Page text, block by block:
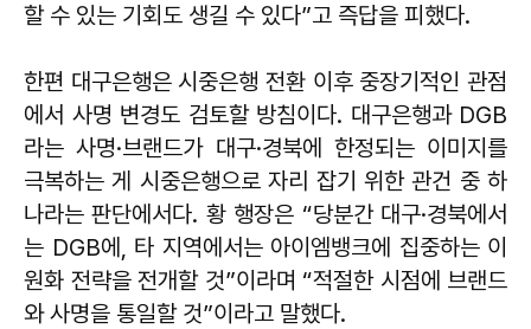
할 수 있는 기회도 생길 수 있다”고 즉답을 피했다.
한편 대구은행은 시중은행 전환 이후 중장기적인 관점
에서 사명 변경도 검토할 방침이다. 대구은행과 DGB
라는 사명·브랜드가 대구·경북에 한정되는 이미지를
극복하는 게 시중은행으로 자리 잡기 위한 관건 중 하
나라는 판단에서다. 황 행장은 “당분간 대구·경북에서
는 DGB에, 타 지역에서는 아이엠뱅크에 집중하는 이
원화 전략을 전개할 것”이라며 “적절한 시점에 브랜드
와 사명을 통일할 것”이라고 말했다.